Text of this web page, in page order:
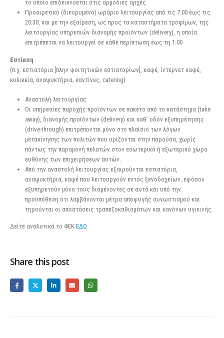
το οποίο επιδεικνύεται στις αρμόδιες αρχές.
Προαιρετικό (διευρυμένο) ωράριο λειτουργίας από τις 7:00 έως τις
20:30, και με την εξαίρεση, ως προς τα καταστήματα τροφίμων, της
λειτουργίας υπηρεσιών διανομής προϊόντων (delivery), η οποία
επιτρέπεται να λειτουργεί σε κάθε περίπτωση έως τη 1:00
Εστίαση
(π.χ. εστιατόρια [πλην φοιτητικών εστιατορίων], καφέ, ίντερνετ καφέ,
κυλικεία, αναψυκτήρια, καντίνες, catering)
Αναστολή λειτουργίας
Οι υπηρεσίες παροχής προϊόντων σε πακέτο από το κατάστημα (take
away), διανομής προϊόντων (delivery) και καθ’ οδόν εξυπηρέτησης
(drive-through) επιτρέπονται μόνο στο πλαίσιο των λόγων
μετακίνησης των πολιτών που ορίζονται στην παρούσα, χωρίς
πάντως την παραμονή πελατών στον εσωτερικό ή εξωτερικό χώρο
ευθύνης των επιχειρήσεων αυτών.
Από την αναστολή λειτουργίας εξαιρούνται εστιατόρια,
αναψυκτήρια, καφέ που λειτουργούν εντός ξενοδοχείων, εφόσον
εξυπηρετούν μόνο τους διαμένοντες σε αυτά και υπό την
προϋπόθεση ότι λαμβάνονται μέτρα αποφυγής συνωστισμού και
τηρούνται οι αποστάσεις τραπεζοκαθισμάτων και κανόνων υγιεινής.
Δείτε αναλυτικά το ΦΕΚ ΕΔΩ
Share this post